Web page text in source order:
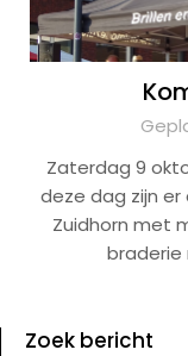
Zaterdag 9
deze dag zijn
Zuidhorn met
braderie
Zoek bericht